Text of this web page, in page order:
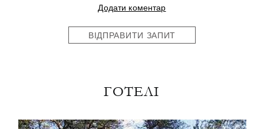
Додати коментар
ВІДПРАВИТИ ЗАПИТ
ГОТЕЛІ